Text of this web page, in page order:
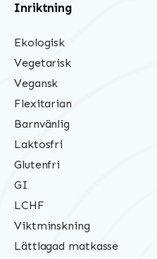
Inriktning
Ekologisk
Vegetarisk
Vegansk
Flexitarian
Barnvänlig
Laktosfri
Glutenfri
GI
LCHF
Viktminskning
Lättlagad matkasse